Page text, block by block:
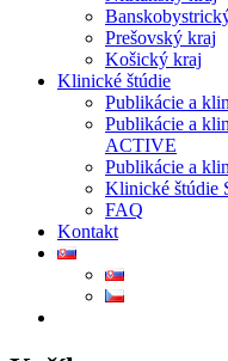
Prešovský kraj
Košický kraj
Klinické štúdie
Publikácie a
Publikácie a
ACTIVE
Publikácie a
Klinické štúdie
FAQ
Kontakt